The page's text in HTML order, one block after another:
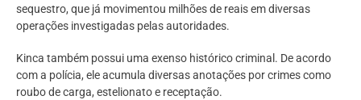
sequestro, que já movimentou milhões de reais em diversas
operações investigadas pelas autoridades.
Kinca também possui uma exenso histórico criminal. De acordo
com a polícia, ele acumula diversas anotações por crimes como
roubo de carga, estelionato e receptação.